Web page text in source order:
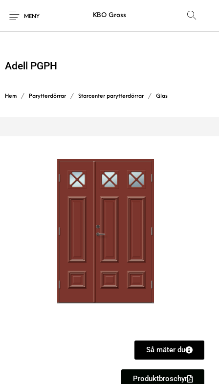
MENY KBO Gross
Adell PGPH
Hem / Parytterdörrar / Starcenter parytterdörrar / Glas
Så mäter du
Produktbroschyr